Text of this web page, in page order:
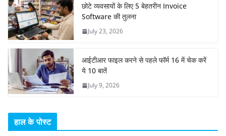
छोटे व्यवसायों के लिए 5 बेहतरीन Invoice
Software की तुलना
July 23, 2026
आईटीआर फाइल करने से पहले फॉर्म 16 में चेक करें
ये 10 बातें
July 9, 2026
हाल के पोस्ट